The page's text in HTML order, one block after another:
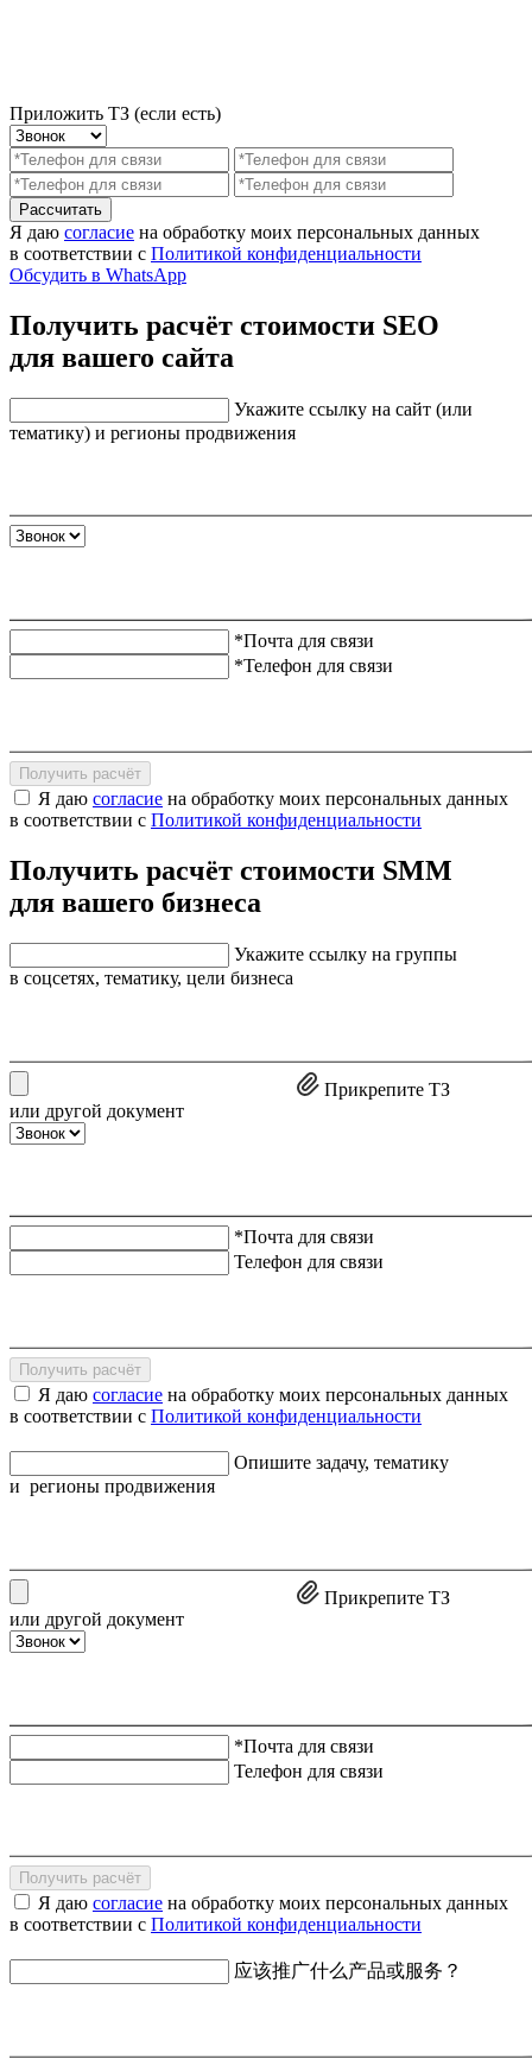
Приложить ТЗ (если есть)
Рассчитать
Я даю согласие на обработку моих персональных данных
в соответствии с Политикой конфиденциальности
Обсудить в WhatsApp
Получить расчёт стоимости SEO
для вашего сайта
Укажите ссылку на сайт (или
тематику) и регионы продвижения
*Почта для связи
*Телефон для связи
Получить расчёт
Я даю согласие на обработку моих персональных данных
в соответствии с Политикой конфиденциальности
Получить расчёт стоимости SMM
для вашего бизнеса
Укажите ссылку на группы
в соцсетях, тематику, цели бизнеса
Прикрепите ТЗ
или другой документ
*Почта для связи
Телефон для связи
Получить расчёт
Я даю согласие на обработку моих персональных данных
в соответствии с Политикой конфиденциальности
Опишите задачу, тематику
и регионы продвижения
Прикрепите ТЗ
или другой документ
*Почта для связи
Телефон для связи
Получить расчёт
Я даю согласие на обработку моих персональных данных
в соответствии с Политикой конфиденциальности
应该推广什么产品或服务？